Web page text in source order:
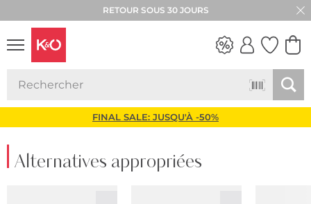
RETOUR SOUS 30 JOURS
FINAL SALE: JUSQU'À -50%
Alternatives appropriées